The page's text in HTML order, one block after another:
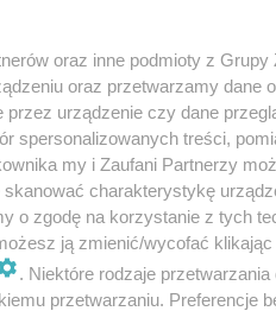
i owłosionej,
oraz inne podmioty z
oraz przetwarzamy dane
przez urządzenie czy dane
spersonalizowanych treści,
my i Zaufani Partnerzy
charakterystykę
o zgodę na korzystanie z tych
ją zmienić/wycofać
. Niektóre rodzaje
przetwarzaniu. Preferencje